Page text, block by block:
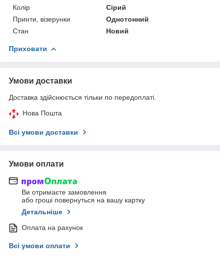
Колір
Сірий
Принти, візерунки
Однотонний
Стан
Новий
Приховати
Умови доставки
Доставка здійснюється тільки по передоплаті.
Нова Пошта
Всі умови доставки
Умови оплати
Ви отримаєте замовлення
або гроші повернуться на вашу картку
Детальніше
Оплата на рахунок
Всі умови оплати